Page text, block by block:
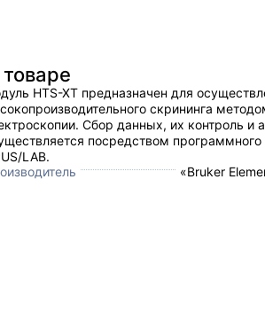
HTS-XT предназначен для
скрининга
Сбор данных, их контроль и
посредством программного
LAB.
«Bruker